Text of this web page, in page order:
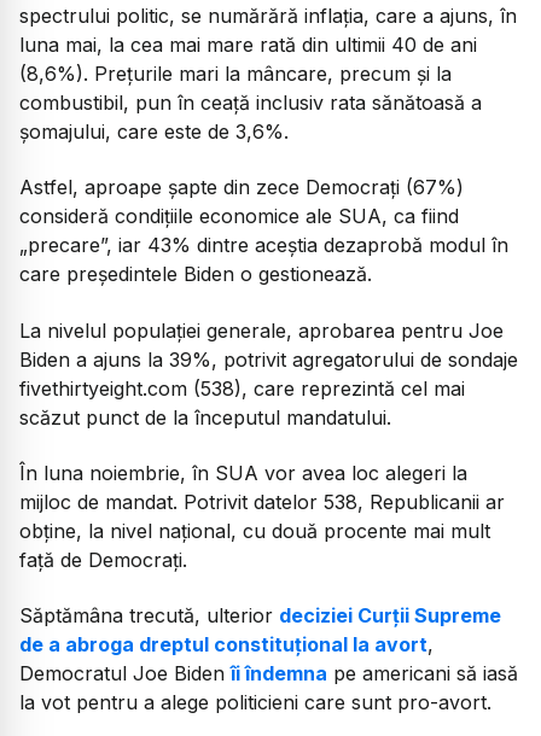
spectrului politic, se numărără inflația, care a ajuns, în
luna mai, la cea mai mare rată din ultimii 40 de ani
(8,6%). Prețurile mari la mâncare, precum și la
combustibil, pun în ceață inclusiv rata sănătoasă a
șomajului, care este de 3,6%.
Astfel, aproape șapte din zece Democrați (67%)
consideră condițiile economice ale SUA, ca fiind
„precare”, iar 43% dintre aceștia dezaprobă modul în
care președintele Biden o gestionează.
La nivelul populației generale, aprobarea pentru Joe
Biden a ajuns la 39%, potrivit agregatorului de sondaje
fivethirtyeight.com (538), care reprezintă cel mai
scăzut punct de la începutul mandatului.
În luna noiembrie, în SUA vor avea loc alegeri la
mijloc de mandat. Potrivit datelor 538, Republicanii ar
obține, la nivel național, cu două procente mai mult
față de Democrați.
Săptămâna trecută, ulterior deciziei Curții Supreme
de a abroga dreptul constituțional la avort,
Democratul Joe Bidenîi îndemna pe americani să iasă
la vot pentru a alege politicieni care sunt pro-avort.